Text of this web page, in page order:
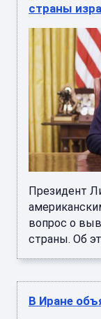
страны
Президент
вопрос о
страны. Об
В Иране